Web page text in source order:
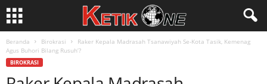
Beranda Birokrasi
Raker Kepala Madrasah Tsanawiyah Se-Kota Tasik, Kemenag
Agus Buhori Bilang Rusuh’?
BIROKRASI